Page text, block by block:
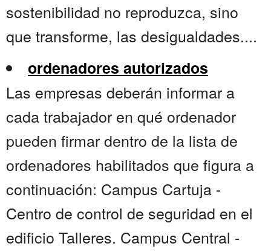
sostenibilidad no reproduzca, sino
que transforme, las desigualdades....
ordenadores autorizados
Las empresas deberán informar a
cada trabajador en qué ordenador
pueden firmar dentro de la lista de
ordenadores habilitados que figura a
continuación: Campus Cartuja -
Centro de control de seguridad en el
edificio Talleres. Campus Central -